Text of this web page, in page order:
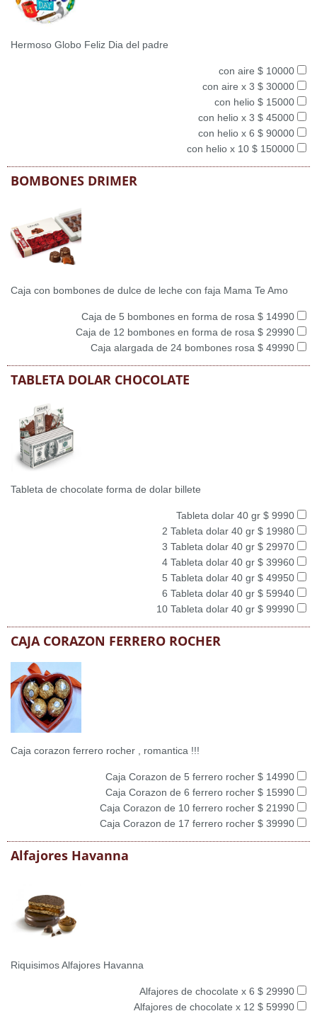
Hermoso Globo Feliz Dia del padre
con aire $ 10000
con aire x 3 $ 30000
con helio $ 15000
con helio x 3 $ 45000
con helio x 6 $ 90000
con helio x 10 $ 150000
BOMBONES DRIMER
Caja con bombones de dulce de leche con faja Mama Te Amo
Caja de 5 bombones en forma de rosa $ 14990
Caja de 12 bombones en forma de rosa $ 29990
Caja alargada de 24 bombones rosa $ 49990
TABLETA DOLAR CHOCOLATE
Tableta de chocolate forma de dolar billete
Tableta dolar 40 gr $ 9990
2 Tableta dolar 40 gr $ 19980
3 Tableta dolar 40 gr $ 29970
4 Tableta dolar 40 gr $ 39960
5 Tableta dolar 40 gr $ 49950
6 Tableta dolar 40 gr $ 59940
10 Tableta dolar 40 gr $ 99990
CAJA CORAZON FERRERO ROCHER
Caja corazon ferrero rocher , romantica !!!
Caja Corazon de 5 ferrero rocher $ 14990
Caja Corazon de 6 ferrero rocher $ 15990
Caja Corazon de 10 ferrero rocher $ 21990
Caja Corazon de 17 ferrero rocher $ 39990
Alfajores Havanna
Riquisimos Alfajores Havanna
Alfajores de chocolate x 6 $ 29990
Alfajores de chocolate x 12 $ 59990